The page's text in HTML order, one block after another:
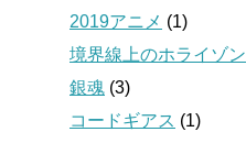
2019アニメ (1)
境界線上のホライゾン
銀魂 (3)
コードギアス (1)